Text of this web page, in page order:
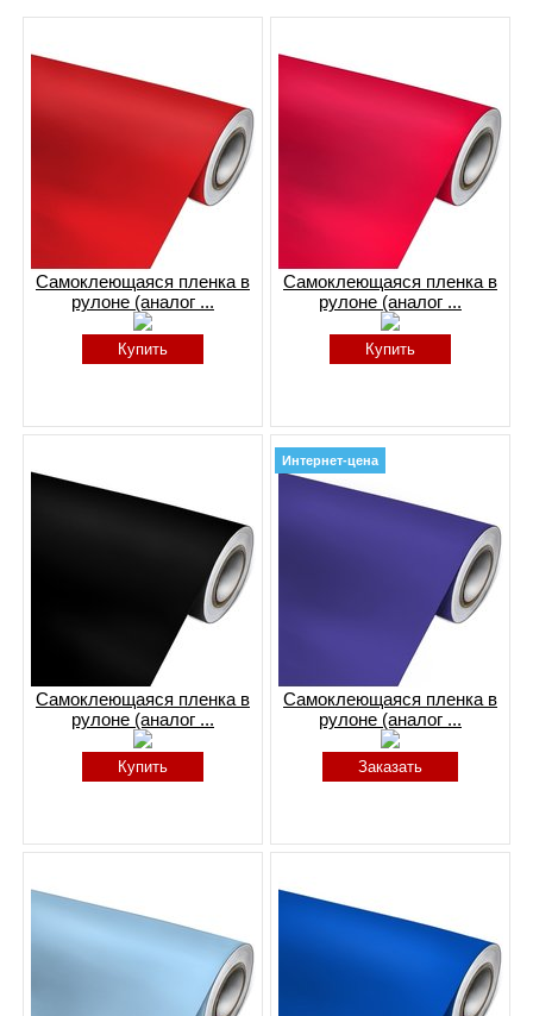
Самоклеющаяся пленка в
рулоне (аналог ...
Купить
Самоклеющаяся пленка в
рулоне (аналог ...
Купить
Самоклеющаяся пленка в
рулоне (аналог ...
Купить
Интернет-цена
Самоклеющаяся пленка в
рулоне (аналог ...
Заказать